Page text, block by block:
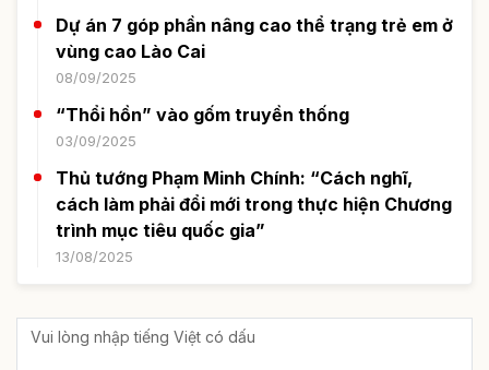
Dự án 7 góp phần nâng cao thể trạng trẻ em ở
vùng cao Lào Cai
08/09/2025
“Thổi hồn” vào gốm truyền thống
03/09/2025
Thủ tướng Phạm Minh Chính: “Cách nghĩ,
cách làm phải đổi mới trong thực hiện Chương
trình mục tiêu quốc gia”
13/08/2025